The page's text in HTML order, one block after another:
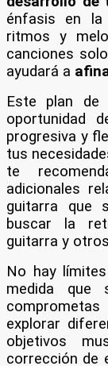
énfasis en la
ritmos y
canciones
ayudará a
Este plan de
oportunidad
progresiva y
tus
te
adicionales
guitarra que
buscar la
guitarra y
No hay
medida
explorar
objetivos
corrección de